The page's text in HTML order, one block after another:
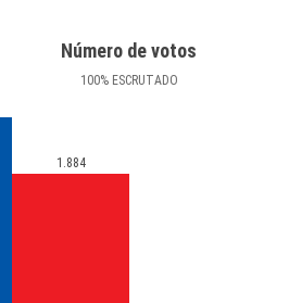
Número de votos
100%ESCRUTADO
1.884